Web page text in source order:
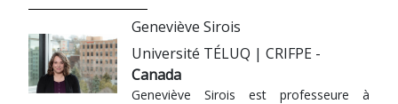
Geneviève Sirois
Université TÉLUQ | CRIFPE -
Canada
Geneviève Sirois est professeure à